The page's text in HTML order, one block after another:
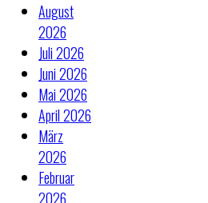
August
2026
Juli 2026
Juni 2026
Mai 2026
April 2026
März
2026
Februar
2026